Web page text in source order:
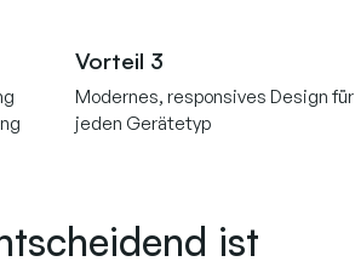
Vorteil 3
Modernes, responsives Design für
jeden Gerätetyp
ist